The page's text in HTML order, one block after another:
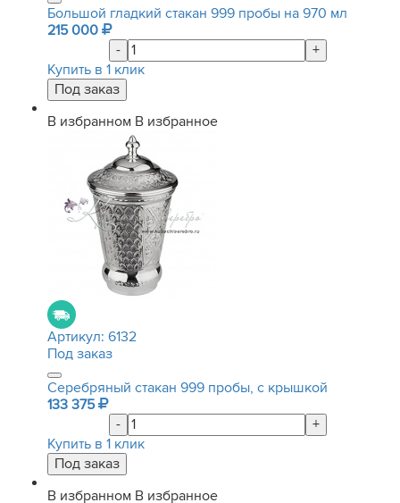
Большой гладкий стакан 999 пробы на 970 мл
215 000
-
+
Купить в 1 клик
В избранном В избранное
Артикул: 6132
Под заказ
Серебряный стакан 999 пробы, с крышкой
133 375
-
+
Купить в 1 клик
В избранном В избранное